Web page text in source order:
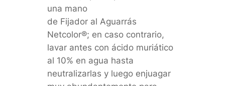
una mano
de Fijador al Aguarrás
Netcolor®; en caso contrario,
lavar antes con ácido muriático
al 10% en agua hasta
neutralizarlas y luego enjuagar